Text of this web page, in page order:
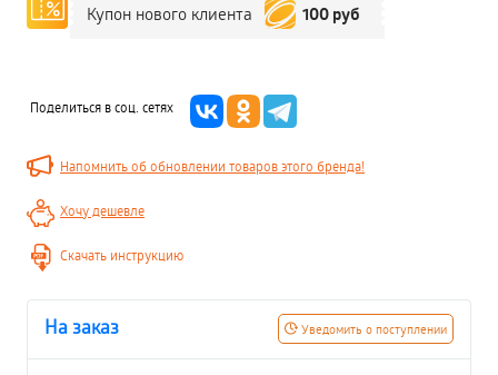
Купон нового клиента 100 руб
Поделиться в соц. сетях
Напомнить об обновлении товаров этого бренда!
Хочу дешевле
Скачать инструкцию
Уведомить о поступлении
На заказ